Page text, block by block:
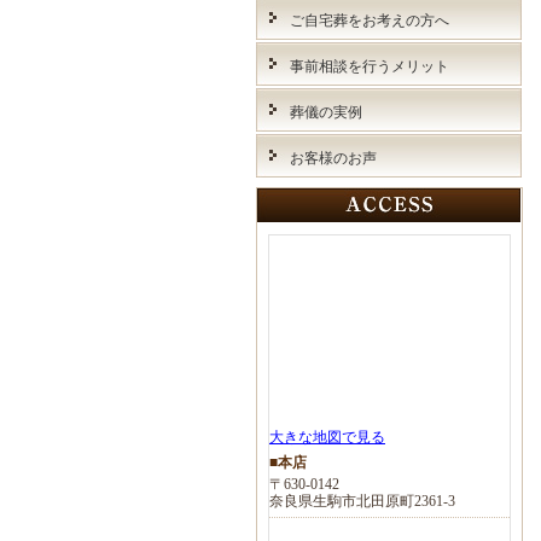
ご自宅葬をお考えの方へ
事前相談を行うメリット
葬儀の実例
お客様のお声
大きな地図で見る
■本店
〒630-0142
奈良県生駒市北田原町2361-3